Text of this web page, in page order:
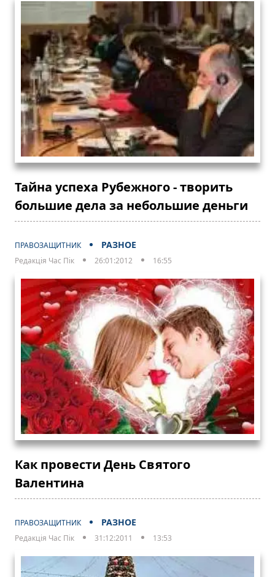
Тайна успеха Рубежного - творить
большие дела за небольшие деньги
ПРАВОЗАЩИТНИК РАЗНОЕ
Редакція Час Пік 26:01:2012 16:55
Как провести День Святого
Валентина
ПРАВОЗАЩИТНИК РАЗНОЕ
Редакція Час Пік 31:12:2011 13:53